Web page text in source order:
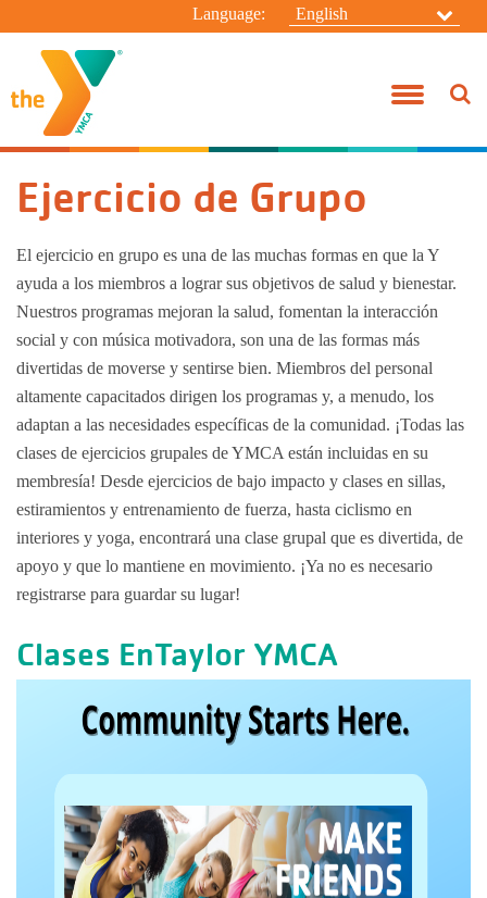
Antes y Después de la Escuela
Sucursal
Desarrollo Juvenil
Guías de
Comienzo
Viviendo Sanamente
Ejercicio
Yoga
Deportes Acuáticos
Iniciación
Adultos/
Lecciones
Campamento de Día de Verano
Viajes de
Programa
Unete a la Y
Beneficios
Cuotas
Personal Militar
Silver Sneakers
Sucursal Campanelli
Sucursal Taylor
Campamento Edwards
Apoye a la Y
Voluntariado
Eventos Especiales
Mi Historia de la "Y"
Acerca de Nosotros
Junta de Directores
Nuestro enfoque
Oportunidades de Empleo
Noticias de la Y
Connectarse
Consultas Generales
Contacte al Campamento Edwards
Directorio de Liderazgo
Language: English
Ejercicio de Grupo
El ejercicio en grupo es una de las muchas formas en que la Y
ayuda a los miembros a lograr sus objetivos de salud y bienestar.
Nuestros programas mejoran la salud, fomentan la interacción
social y con música motivadora, son una de las formas más
divertidas de moverse y sentirse bien. Miembros del personal
altamente capacitados dirigen los programas y, a menudo, los
adaptan a las necesidades específicas de la comunidad. ¡Todas las
clases de ejercicios grupales de YMCA están incluidas en su
membresía! Desde ejercicios de bajo impacto y clases en sillas,
estiramientos y entrenamiento de fuerza, hasta ciclismo en
interiores y yoga, encontrará una clase grupal que es divertida, de
apoyo y que lo mantiene en movimiento. ¡Ya no es necesario
registrarse para guardar su lugar!
Clases EnTaylor YMCA